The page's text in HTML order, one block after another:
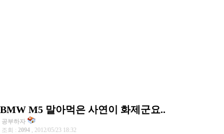
BMW M5 말아먹은 사연이 화제군요..
공부하자
조회 : 2094 , 2012/05/23 18:32